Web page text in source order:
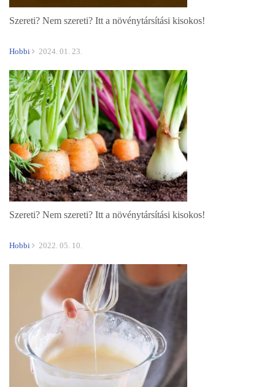
Szereti? Nem szereti? Itt a növénytársítási kisokos!
Hobbi 2024. 01. 23.
Szereti? Nem szereti? Itt a növénytársítási kisokos!
Hobbi 2022. 05. 10.